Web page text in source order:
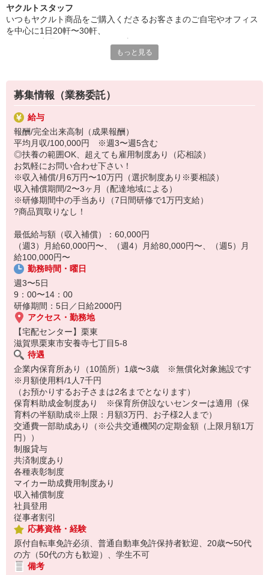
●働くママが多数！だから協力体制バツグン！
・先輩スタッフが同行するので未経験も安心！
・家事や育児の相談が話題になることも多々！
・シフトを事前に調整し合ってお子さんの行事参加も可能！
・お子さんの体調不良の場合もスタッフ同士で協力！
●職場が近く、仕事と家事の両立もOK！
宅配センターは全国に約2,400か所！
自宅から程よく離れたセンターを選べるので
通いやすい上、ご近所さんに遭遇することも殆どなし！
主婦（夫）の方が働きやすい時間帯のため
家族の送り迎えや夕飯の準備も余裕を持ってできます♪
●いつでも職場見学可能
宅配センターや保育所見学は、随時受付中！
「自分にもできるかな？」と不安な方には
お仕事体験も受付可能です！
ヤクルトスタッフ
いつもヤクルト商品をご購入くださるお客さまのご自宅やオフィス
を中心に1日20軒〜30軒、
商品を通じてお客さまとふれあう楽しさ、健康的な生活にお役立ち
す！
〜ヤクルトスタッフの1日〜
2児の母として仕事と家庭の両立をしているHさん。
実際のワークスタイルを、一例としてご紹介いたします！
※時間は地域によって異なります。
8:10 保育所にお子さまをお預け
8:20 宅配センターに到着、お届けの準備
8:30 朝礼が終わったら出発
13:00 お届け修了、翌日準備、集計作業
14:30お仕事修了
保育所にお子さまを迎えに行って帰宅
☆ココがPoint☆
・職場の近くに保育所（保育園、幼稚園、託児所）があるから、送
り迎えの時間の心配がいりません！
・保育料補助制度があります！
・家事・夕食の支度なども余裕をもってできます！
もっと見る
募集情報（業務委託）
給与
報酬/完全出来高制（成果報酬）
平均月収/100,000円 ※週3〜週5含む
◎扶養の範囲OK、超えても雇用制度あり（応相談）
お気軽にお問い合わせ下さい！
※収入補償/月6万円〜10万円（選択制度あり※要相談）
収入補償期間/2〜3ヶ月（配達地域による）
※研修期間中の手当あり（7日間研修で1万円支給）
?商品買取りなし！
最低給与額（収入補償）：60,000円
（週3）月給60,000円〜、（週4）月給80,000円〜、（週5）月
給100,000円〜
勤務時間・曜日
週3〜5日
9：00〜14：00
研修期間：5日／日給2000円
アクセス・勤務地
【宅配センター】栗東
滋賀県栗東市安養寺七丁目5-8
待遇
企業内保育所あり（10箇所）1歳〜3歳 ※無償化対象施設です
※月額使用料/1人7千円
（お預かりするお子さまは2名までとなります）
保育料助成金制度あり ※保育所併設ないセンターは適用（保
育料の半額助成※上限：月額3万円、お子様2人まで）
交通費一部助成あり（※公共交通機関の定期金額（上限月額1万
円））
制服貸与
共済制度あり
各種表彰制度
マイカー助成費用制度あり
収入補償制度
社員登用
従事者割引
応募資格・経験
原付自転車免許必須、普通自動車免許保持者歓迎、20歳〜50代
の方（50代の方も歓迎）、学生不可
備考